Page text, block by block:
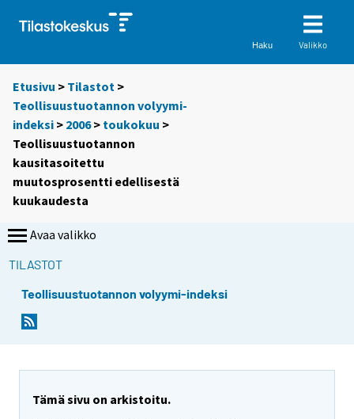
Haku Valikko
Etusivu > Tilastot >
Teollisuustuotannon volyymi-
indeksi > 2006> toukokuu >
Teollisuustuotannon
kausitasoitettu
muutosprosentti edellisestä
kuukaudesta
Avaa valikko
TILASTOT
Teollisuustuotannon volyymi-indeksi
Tämä sivu on arkistoitu.